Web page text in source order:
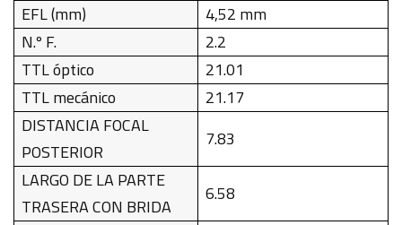
EFL (mm)
4,52 mm
N.º F.
2.2
TTL óptico
21.01
TTL mecánico
21.17
DISTANCIA FOCAL
POSTERIOR
7.83
LARGO DE LA PARTE
TRASERA CON BRIDA
6.58